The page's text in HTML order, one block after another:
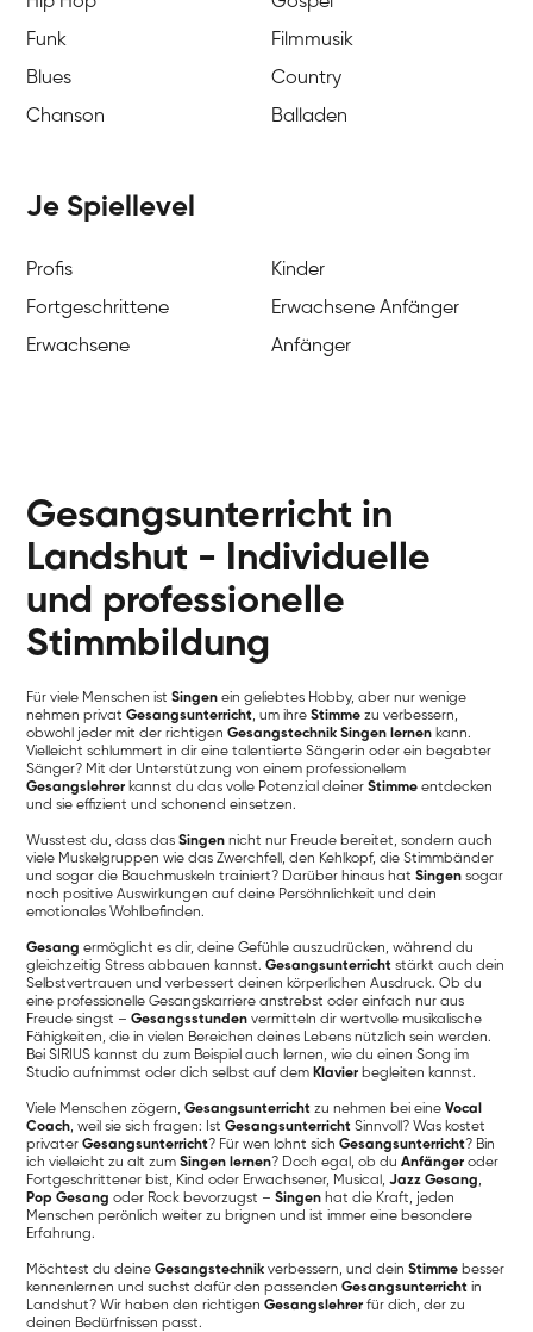
Funk
Filmmusik
Blues
Country
Chanson
Balladen
Je Spiellevel
Profis
Kinder
Fortgeschrittene
Erwachsene Anfänger
Erwachsene
Anfänger
Gesangsunterricht in
Landshut - Individuelle
und professionelle
Stimmbildung
Für viele Menschen istSingen ein geliebtes Hobby, aber nur wenige
nehmen privatGesangsunterricht, um ihreStimme zu verbessern,
obwohl jeder mit der richtigenGesangstechnik Singen lernen kann.
Vielleicht schlummert in dir eine talentierte Sängerin oder ein begabter
Sänger? Mit der Unterstützung von einem professionellem
Gesangslehrer kannst du das volle Potenzial deinerStimme entdecken
und sie effizient und schonend einsetzen.
Wusstest du, dass dasSingen nicht nur Freude bereitet, sondern auch
viele Muskelgruppen wie das Zwerchfell, den Kehlkopf, die Stimmbänder
und sogar die Bauchmuskeln trainiert? Darüber hinaus hatSingen sogar
noch positive Auswirkungen auf deine Persöhnlichkeit und dein
emotionales Wohlbefinden.
Gesang ermöglicht es dir, deine Gefühle auszudrücken, während du
gleichzeitig Stress abbauen kannst.Gesangsunterricht stärkt auch dein
Selbstvertrauen und verbessert deinen körperlichen Ausdruck. Ob du
eine professionelle Gesangskarriere anstrebst oder einfach nur aus
Freude singst –Gesangsstunden vermitteln dir wertvolle musikalische
Fähigkeiten, die in vielen Bereichen deines Lebens nützlich sein werden.
Bei SIRIUS kannst du zum Beispiel auch lernen, wie du einen Song im
Studio aufnimmst oder dich selbst auf dem Klavier begleiten kannst.
Viele Menschen zögern,Gesangsunterricht zu nehmen bei eineVocal
Coach, weil sie sich fragen: IstGesangsunterricht Sinnvoll? Was kostet
privaterGesangsunterricht? Für wen lohnt sichGesangsunterricht? Bin
ich vielleicht zu alt zumSingen lernen? Doch egal, ob duAnfänger oder
Fortgeschrittener bist, Kind oder Erwachsener, Musical,Jazz Gesang,
Pop Gesang oder Rock bevorzugst –Singen hat die Kraft, jeden
Menschen perönlich weiter zu brignen und ist immer eine besondere
Erfahrung.
Möchtest du deineGesangstechnik verbessern, und deinStimme besser
kennenlernen und suchst dafür den passendenGesangsunterricht in
Landshut? Wir haben den richtigenGesangslehrer für dich, der zu
deinen Bedürfnissen passt.